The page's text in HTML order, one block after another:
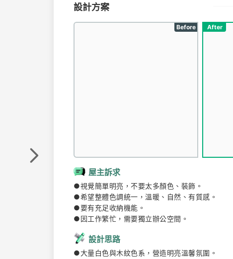
設計方案
Before After
屋主訴求
●視覺簡單明亮，不要太多顏色、裝飾。
●希望整體色調統一，溫暖、自然、有質感。
●要有充足收納機能。
●因工作繁忙，需要獨立辦公空間。
設計思路
●大量白色與木紋色系，營造明亮溫馨氛圍。